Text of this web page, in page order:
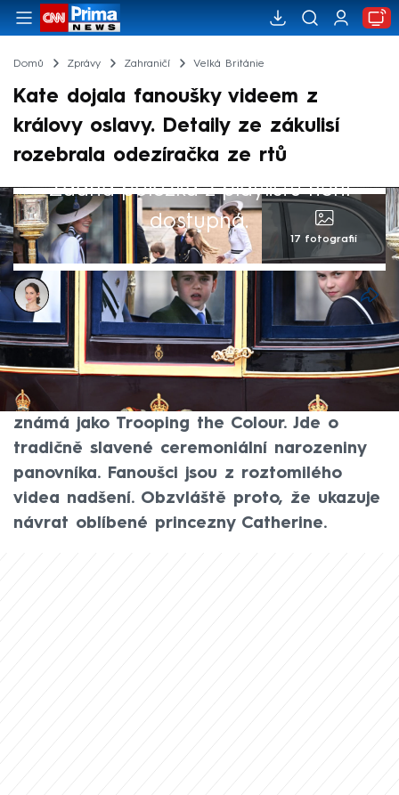
Domů Zprávy Zahraničí Velká Británie
Kate dojala fanoušky videem z
královy oslavy. Detaily ze zákulisí
rozebrala odezíračka ze rtů
Žádná položka z playlistu není
dostupná.
17 fotografií
Ivana Syrovátková
16. čvn 2024, 17:04
Princ a princezna z Walesu na svém
Instagramu zveřejnili video ze zákulisí
příprav na přehlídku, která je v Británii
známá jako Trooping the Colour. Jde o
tradičně slavené ceremoniální narozeniny
panovníka. Fanoušci jsou z roztomilého
videa nadšení. Obzvláště proto, že ukazuje
návrat oblíbené princezny Catherine.